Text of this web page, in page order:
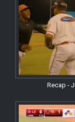
Recap -